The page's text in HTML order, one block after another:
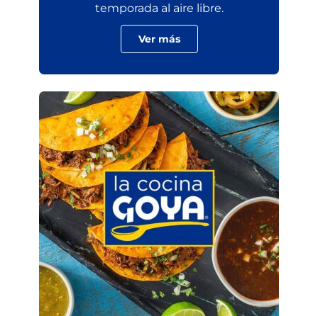
temporada al aire libre.
Ver más